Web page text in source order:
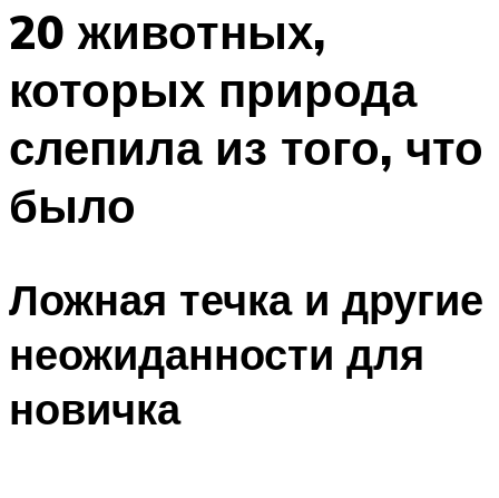
20 животных,
которых природа
слепила из того, что
было
Ложная течка и другие
неожиданности для
новичка